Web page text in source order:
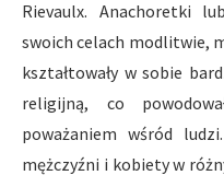
Rievaulx. Anachoretki
swoich celach modlitwie,
kształtowały w sobie
religijną, co
poważaniem wśród
mężczyźni i kobiety w